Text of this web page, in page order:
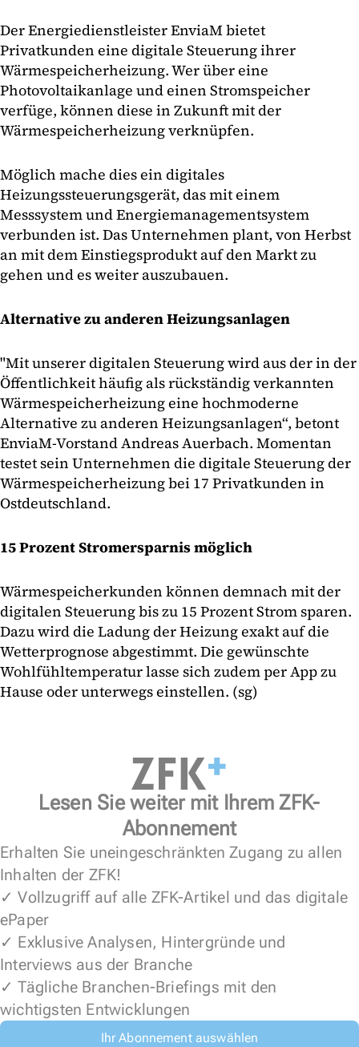
Der Energiedienstleister EnviaM bietet
Privatkunden eine digitale Steuerung ihrer
Wärmespeicherheizung. Wer über eine
Photovoltaikanlage und einen Stromspeicher
verfüge, können diese in Zukunft mit der
Wärmespeicherheizung verknüpfen.
Möglich mache dies ein digitales
Heizungssteuerungsgerät, das mit einem
Messsystem und Energiemanagementsystem
verbunden ist. Das Unternehmen plant, von Herbst
an mit dem Einstiegsprodukt auf den Markt zu
gehen und es weiter auszubauen.
Alternative zu anderen Heizungsanlagen
"Mit unserer digitalen Steuerung wird aus der in der
Öffentlichkeit häufig als rückständig verkannten
Wärmespeicherheizung eine hochmoderne
Alternative zu anderen Heizungsanlagen“, betont
EnviaM-Vorstand Andreas Auerbach. Momentan
testet sein Unternehmen die digitale Steuerung der
Wärmespeicherheizung bei 17 Privatkunden in
Ostdeutschland.
15 Prozent Stromersparnis möglich
Wärmespeicherkunden können demnach mit der
digitalen Steuerung bis zu 15 Prozent Strom sparen.
Dazu wird die Ladung der Heizung exakt auf die
Wetterprognose abgestimmt. Die gewünschte
Wohlfühltemperatur lasse sich zudem per App zu
Hause oder unterwegs einstellen. (sg)
Lesen Sie weiter mit Ihrem ZFK-
Abonnement
Erhalten Sie uneingeschränkten Zugang zu allen
Inhalten der ZFK!
✓ Vollzugriff auf alle ZFK-Artikel und das digitale
ePaper
✓ Exklusive Analysen, Hintergründe und
Interviews aus der Branche
✓ Tägliche Branchen-Briefings mit den
wichtigsten Entwicklungen
Ihr Abonnement auswählen